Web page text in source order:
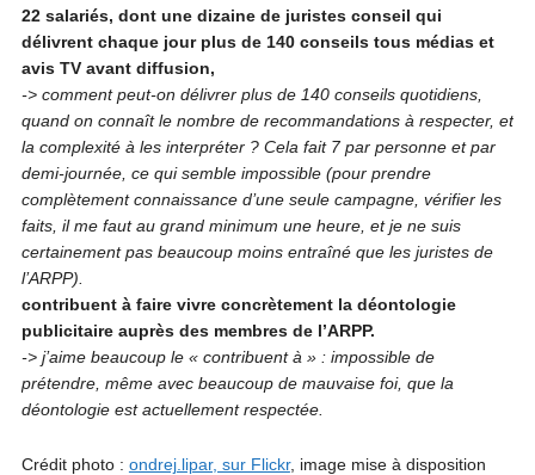
22 salariés, dont une dizaine de juristes conseil qui
délivrent chaque jour plus de 140 conseils tous médias et
avis TV avant diffusion,
-> comment peut-on délivrer plus de 140 conseils quotidiens,
quand on connaît le nombre de recommandations à respecter, et
la complexité à les interpréter ? Cela fait 7 par personne et par
demi-journée, ce qui semble impossible (pour prendre
complètement connaissance d’une seule campagne, vérifier les
faits, il me faut au grand minimum une heure, et je ne suis
certainement pas beaucoup moins entraîné que les juristes de
l’ARPP).
contribuent à faire vivre concrètement la déontologie
publicitaire auprès des membres de l’ARPP.
-> j’aime beaucoup le « contribuent à » : impossible de
prétendre, même avec beaucoup de mauvaise foi, que la
déontologie est actuellement respectée.
Crédit photo : ondrej.lipar, sur Flickr, image mise à disposition